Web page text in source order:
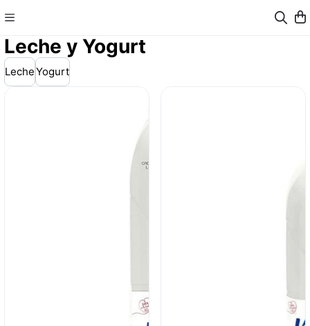
Leche y Yogurt
LecheYogurt